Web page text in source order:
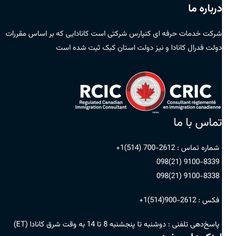
درباره ما
شرکت خدمات حرفه ای کنپارس شرکتی است کانادایی که بر اساس مقررات
دولت فدرال کانادا و نیز دولت استان کبک ثبت شده است
تماس با ما
شماره تماس : 2612-700 (514)1+
9100-8339 (21)098
9100-8338 (21)098
فکس : 2612-900(514)1+
پاسخ‌دهی تلفنی : دوشنبه تا پنجشنبه 8 تا 14 به وقت شرق کانادا (ET)